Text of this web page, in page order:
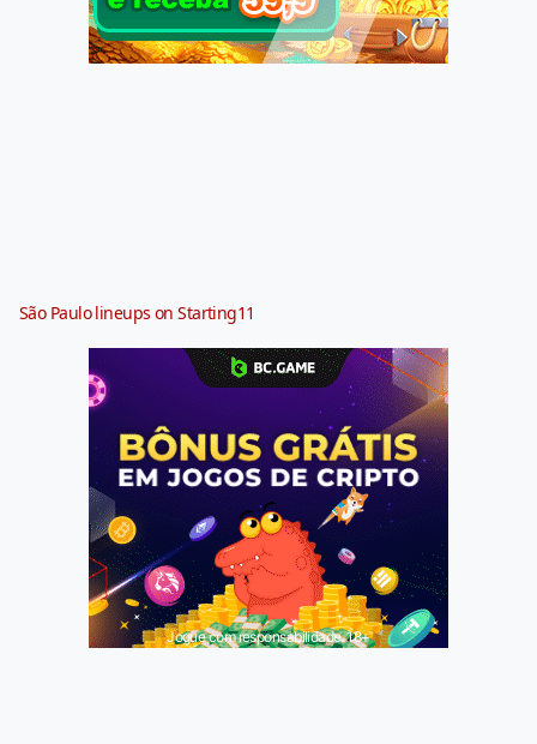
São Paulo lineups on Starting11
Jogue com responsabilidade. 18+